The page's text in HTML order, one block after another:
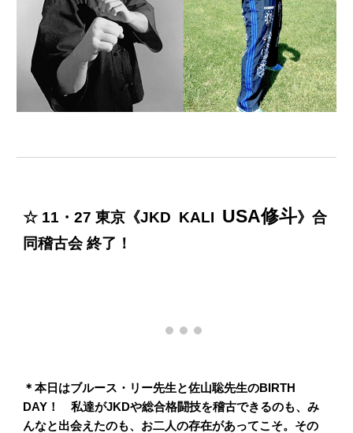
☆ 11・27 東京《JKD KALI USA修斗》合
同稽古会 終了！
＊本日はブルース・リー先生と佐山聡先生のBIRTH
DAY！ 私達がJKDや総合格闘技を稽古できるのも、み
んなと出会えたのも、お二人の存在があってこそ。その